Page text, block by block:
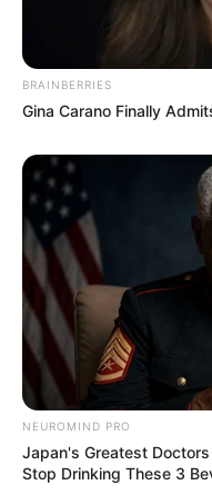
Auf einigen Seiten
Angebote integriert.
gekauft wird, ist das
dadurch der Preis
BRAINBERRIES
Gina Carano Finally
NEUROMIND PRO
Japan's Greatest
Stop Drinking These 3